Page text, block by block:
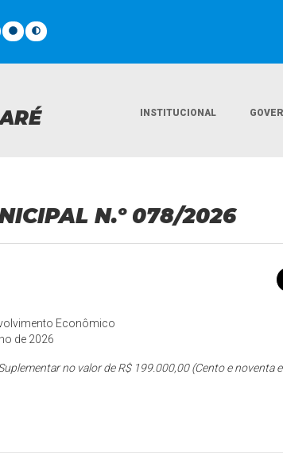
INSTITUCIONAL
N.º 078/2026
Econômico
de 2026
no valor de R$ 199.000,00 (Cento e noventa